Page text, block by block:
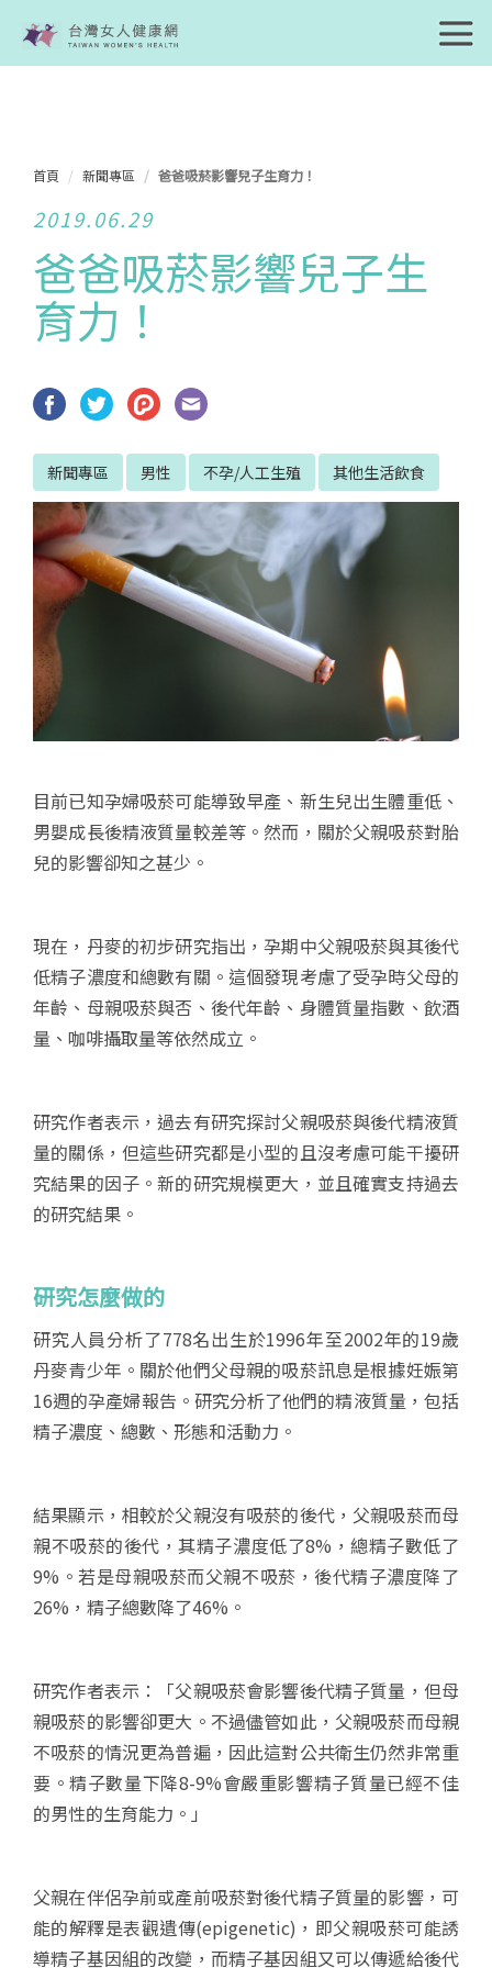
首頁 新聞專區 爸爸吸菸影響兒子生育力！
2019.06.29
爸爸吸菸影響兒子生
育力！
新聞專區 男性 不孕/人工生殖 其他生活飲食
目前已知孕婦吸菸可能導致早產、新生兒出生體重低、
男嬰成長後精液質量較差等。然而，關於父親吸菸對胎
兒的影響卻知之甚少。
現在，丹麥的初步研究指出，孕期中父親吸菸與其後代
低精子濃度和總數有關。這個發現考慮了受孕時父母的
年齡、母親吸菸與否、後代年齡、身體質量指數、飲酒
量、咖啡攝取量等依然成立。
研究作者表示，過去有研究探討父親吸菸與後代精液質
量的關係，但這些研究都是小型的且沒考慮可能干擾研
究結果的因子。新的研究規模更大，並且確實支持過去
的研究結果。
研究怎麼做的
研究人員分析了778名出生於1996年至2002年的19歲
丹麥青少年。關於他們父母親的吸菸訊息是根據妊娠第
16週的孕產婦報告。研究分析了他們的精液質量，包括
精子濃度、總數、形態和活動力。
結果顯示，相較於父親沒有吸菸的後代，父親吸菸而母
親不吸菸的後代，其精子濃度低了8%，總精子數低了
9%。若是母親吸菸而父親不吸菸，後代精子濃度降了
26%，精子總數降了46%。
研究作者表示：「父親吸菸會影響後代精子質量，但母
親吸菸的影響卻更大。不過儘管如此，父親吸菸而母親
不吸菸的情況更為普遍，因此這對公共衛生仍然非常重
要。精子數量下降8-9%會嚴重影響精子質量已經不佳
的男性的生育能力。」
父親在伴侶孕前或產前吸菸對後代精子質量的影響，可
能的解釋是表觀遺傳(epigenetic)，即父親吸菸可能誘
導精子基因組的改變，而精子基因組又可以傳遞給後代